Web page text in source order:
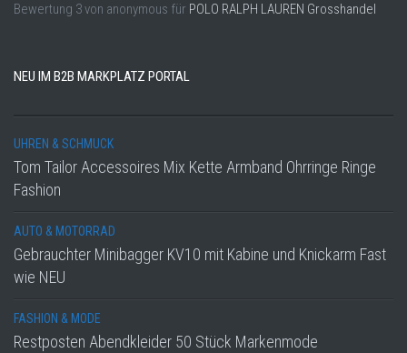
Bewertung 3von anonymous für POLO RALPH LAUREN Grosshandel
NEU IM B2B MARKPLATZ PORTAL
UHREN & SCHMUCK
Tom Tailor Accessoires Mix Kette Armband Ohrringe Ringe
Fashion
AUTO & MOTORRAD
Gebrauchter Minibagger KV10 mit Kabine und Knickarm Fast
wie NEU
FASHION & MODE
Restposten Abendkleider 50 Stück Markenmode